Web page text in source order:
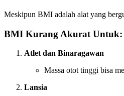
Meskipun BMI adalah alat yang
BMI Kurang Akurat Untuk:
Atlet dan Binaragawan
Massa otot tinggi bisa
Lansia